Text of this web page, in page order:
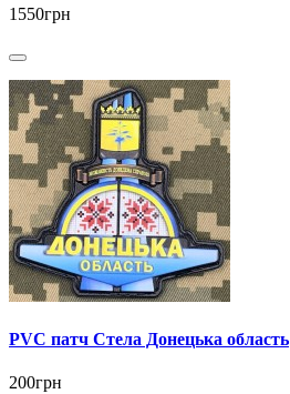
1550грн
PVC патч Стела Донецька область
200грн